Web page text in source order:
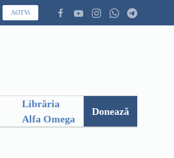
AOTVi
Librăria
Alfa Omega
Donează